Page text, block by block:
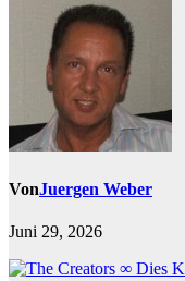
VonJuergen Weber
Juni 29, 2026